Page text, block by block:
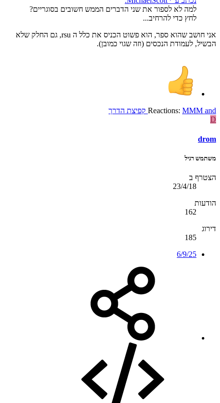
למה לא לספור את שני הדברים הממש חשובים בסוגריים?
לחץ כדי להרחיב...
אני חושב שהוא ספר, הוא פשוט הכניס את כלל ה rsu, גם החלק שלא
הבשיל, לעמודת הנכסים (וזה שגוי כמובן).
Reactions: MMM and
קפיצת הדרך
D
drom
משתמש רגיל
הצטרף ב
23/4/18
הודעות
162
דירוג
185
6/9/25